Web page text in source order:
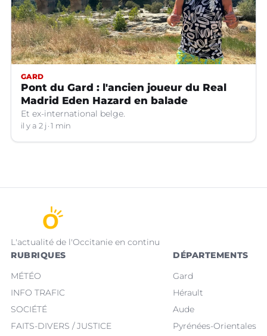
GARD
Pont du Gard : l'ancien joueur du Real
Madrid Eden Hazard en balade
Et ex-international belge.
il y a 2 j 1 min
L'actualité de l'Occitanie en continu
RUBRIQUES
MÉTÉO
INFO TRAFIC
SOCIÉTÉ
FAITS-DIVERS / JUSTICE
DÉPARTEMENTS
Gard
Hérault
Aude
Pyrénées-Orientales